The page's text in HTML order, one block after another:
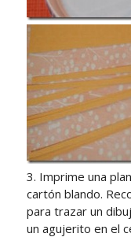
3. Imprime una
cartón blando.
para trazar un
un agujerito en el